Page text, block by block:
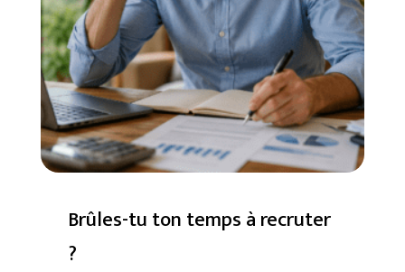
Brûles-tu ton temps à recruter
?